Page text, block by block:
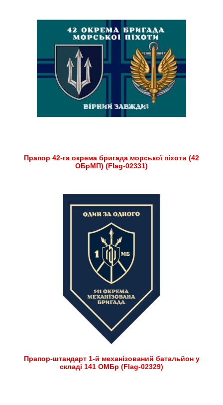
Прапор 42-га окрема бригада морської піхоти (42
ОБрМП) (Flag-02331)
Прапор-штандарт 1-й механізований батальйон у
складі 141 ОМБр (Flag-02329)